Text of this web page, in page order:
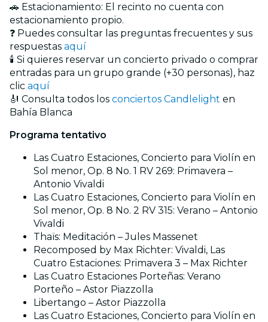
🚗 Estacionamiento: El recinto no cuenta con
estacionamiento propio.
❓ Puedes consultar las preguntas frecuentes y sus
respuestas aquí
🕯️ Si quieres reservar un concierto privado o comprar
entradas para un grupo grande (+30 personas), haz
clic aquí
🎻 Consulta todos los conciertos Candlelight en
Bahía Blanca
Programa tentativo
Las Cuatro Estaciones, Concierto para Violín en
Sol menor, Op. 8 No. 1 RV 269: Primavera –
Antonio Vivaldi
Las Cuatro Estaciones, Concierto para Violín en
Sol menor, Op. 8 No. 2 RV 315: Verano – Antonio
Vivaldi
Thaïs: Meditación – Jules Massenet
Recomposed by Max Richter: Vivaldi, Las
Cuatro Estaciones: Primavera 3 – Max Richter
Las Cuatro Estaciones Porteñas: Verano
Porteño – Astor Piazzolla
Libertango – Astor Piazzolla
Las Cuatro Estaciones, Concierto para Violín en